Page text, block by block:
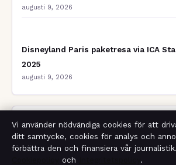
augusti 9, 2026
Disneyland Paris paketresa via ICA
2025
augusti 9, 2026
Bakom kulisserna
Branschnyheter
Vi använder nödvändiga cookies för att
ditt samtycke, cookies för analys och
förbättra den och finansiera vår
och .